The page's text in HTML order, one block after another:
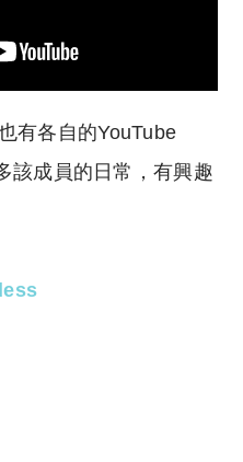
有各自的YouTube
該成員的日常，有興趣